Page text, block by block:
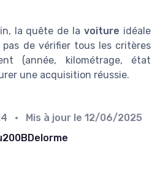
la quête de lavoiture idéale
de vérifier tous les critères
(année, kilométrage, état
une acquisition réussie.
• Mis à jour le 12/06/2025